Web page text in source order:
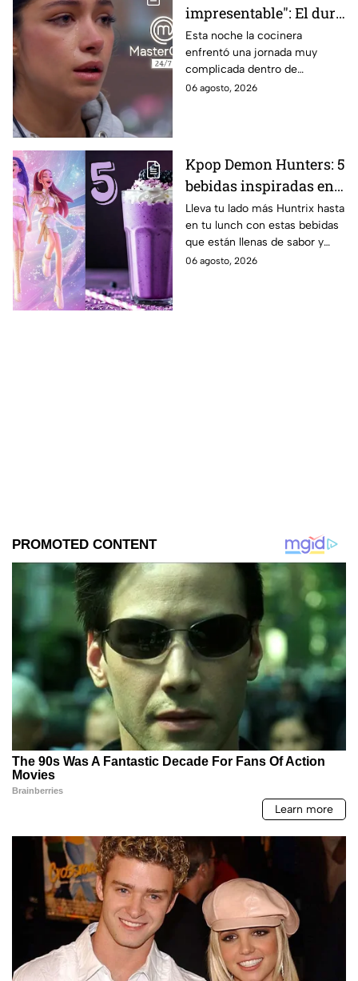
impresentable": El duro
regaño que hizo llorar a
Michelle dentro de
MasterChef 24/7
Esta noche la cocinera
enfrentó una jornada muy
complicada dentro de
MasterChef 24/7.
06 agosto, 2026
Kpop Demon Hunters: 5
bebidas inspiradas en
las guerreras Huntrix
para llevar a la escuela
este regreso a clases
2026; son saludables y
Lleva tu lado más Huntrix hasta
en tu lunch con estas bebidas
que están llenas de sabor y
frescura.
06 agosto, 2026